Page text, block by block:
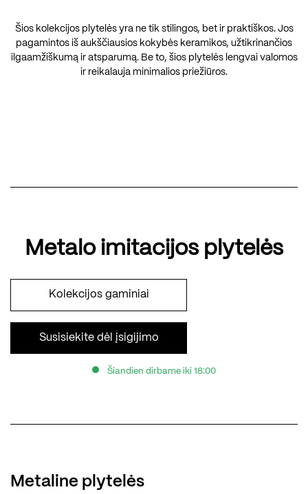
Šios kolekcijos plytelės yra ne tik stilingos, bet ir praktiškos. Jos
pagamintos iš aukščiausios kokybės keramikos, užtikrinančios
ilgaamžiškumą ir atsparumą. Be to, šios plytelės lengvai valomos
ir reikalauja minimalios priežiūros.
Metalo imitacijos plytelės
Kolekcijos gaminiai
Susisiekite dėl įsigijimo
Šiandien dirbame iki 18:00
Metaline plytelės